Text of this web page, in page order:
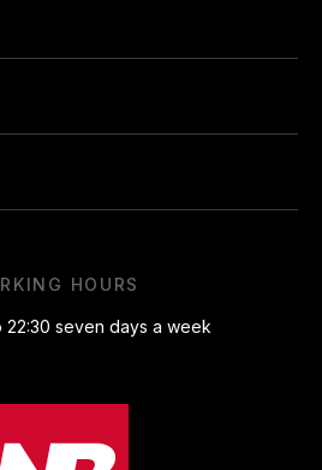
HOURS
22:30 seven days a week